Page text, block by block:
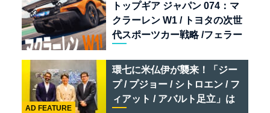
トップギア ジャパン 074：マ
クラーレン W1 / トヨタの次世
代スポーツカー戦略 /フェラー
リオ /ベントレー スーパース
ポーツ
環七に米仏伊が襲来！「ジー
プ / プジョー / シトロエン / フ
ィアット / アバルト足立」は
AD FEATURE